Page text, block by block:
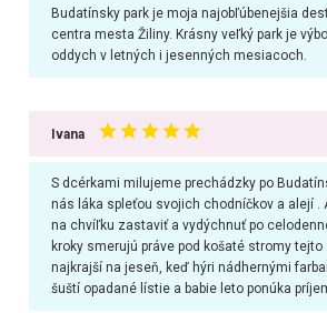
Budatínsky park je moja najobľúbenejšia
centra mesta Žiliny. Krásny veľký park je
oddych v letných i jesenných mesiacoch.
Ivana
S dcérkami milujeme prechádzky po
nás láka spleťou svojich chodníčkov a alejí .
na chvíľku zastaviť a vydýchnuť po
kroky smerujú práve pod košaté stromy tejto
najkrajší na jeseň, keď hýri nádhernými
šuští opadané lístie a babie leto ponúka